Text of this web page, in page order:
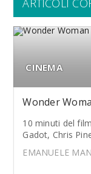
ARTICOLI
CINEMA
Wonder
10 minuti del
Gadot, Chris
EMANUELE